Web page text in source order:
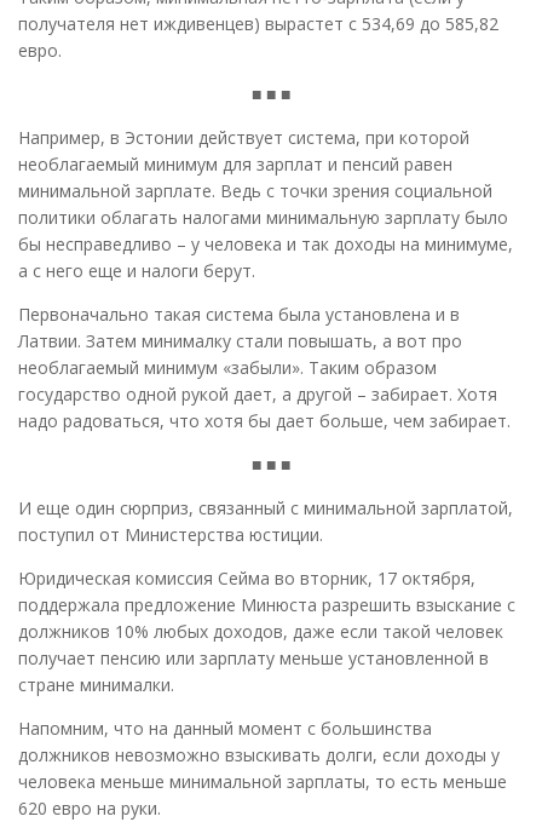
получателя нет иждивенцев) вырастет с 534,69 до 585,82
евро.
■ ■ ■
Например, в Эстонии действует система, при которой
необлагаемый минимум для зарплат и пенсий равен
минимальной зарплате. Ведь с точки зрения социальной
политики облагать налогами минимальную зарплату было
бы несправедливо – у человека и так доходы на минимуме,
а с него еще и налоги берут.
Первоначально такая система была установлена и в
Латвии. Затем минималку стали повышать, а вот про
необлагаемый минимум «забыли». Таким образом
государство одной рукой дает, а другой – забирает. Хотя
надо радоваться, что хотя бы дает больше, чем забирает.
■ ■ ■
И еще один сюрприз, связанный с минимальной зарплатой,
поступил от Министерства юстиции.
Юридическая комиссия Сейма во вторник, 17 октября,
поддержала предложение Минюста разрешить взыскание с
должников 10% любых доходов, даже если такой человек
получает пенсию или зарплату меньше установленной в
стране минималки.
Напомним, что на данный момент с большинства
должников невозможно взыскивать долги, если доходы у
человека меньше минимальной зарплаты, то есть меньше
620 евро на руки.